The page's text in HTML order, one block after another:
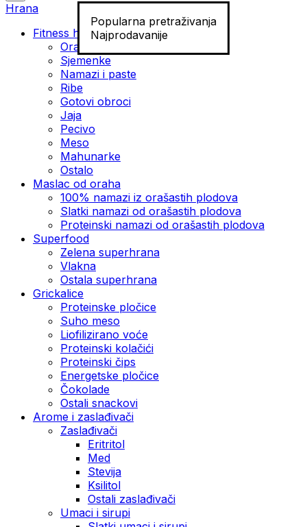
Popularna pretraživanja
Najprodavanije
Hrana
Fitness hrana
Orašasti plodovi
Sjemenke
Namazi i paste
Ribe
Gotovi obroci
Jaja
Pecivo
Meso
Mahunarke
Ostalo
Maslac od oraha
100% namazi iz orašastih plodova
Slatki namazi od orašastih plodova
Proteinski namazi od orašastih plodova
Superfood
Zelena superhrana
Vlakna
Ostala superhrana
Grickalice
Proteinske pločice
Suho meso
Liofilizirano voće
Proteinski kolačići
Proteinski čips
Energetske pločice
Čokolade
Ostali snackovi
Arome i zaslađivači
Zaslađivači
Eritritol
Med
Stevija
Ksilitol
Ostali zaslađivači
Umaci i sirupi